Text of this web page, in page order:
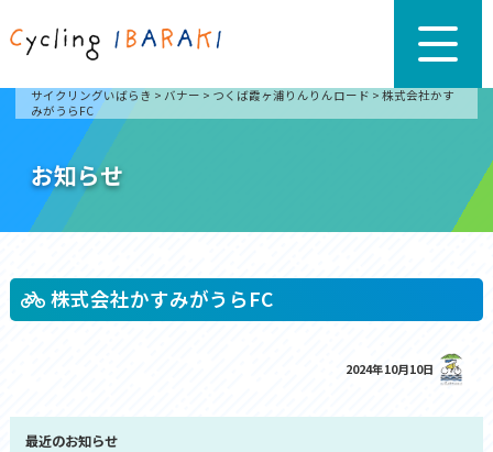
サイクリングいばらき > バナー > つくば霞ヶ浦りんりんロード > 株式会社かす
みがうらFC
お知らせ
株式会社かすみがうらFC
2024年10月10日
最近のお知らせ